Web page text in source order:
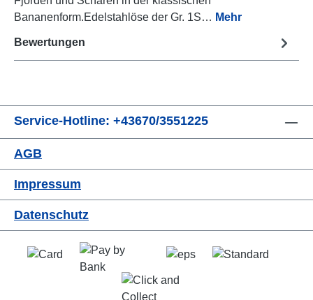
Bananenform.Edelstahlöse der Gr. 1S… Mehr
Bewertungen
Service-Hotline: +43670/3551225
AGB
Impressum
Datenschutz